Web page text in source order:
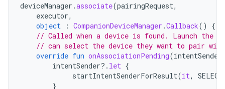
deviceManager .associate(pairingRequest,
executor,
object
: CompanionDeviceManager .Callback()
{
// Called when a device is found. Launch the
// can select the device they want to pair
override fun onAssociationPending(intentSender
intentSender?. let {
startIntentSenderForResult(it,
}